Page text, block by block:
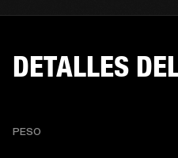
DETALLES
PESO